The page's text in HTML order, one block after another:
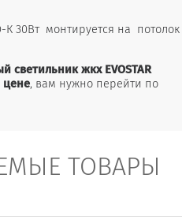
К 30Вт монтируется на потолок
светильник жкх EVOSTAR
, вам нужно перейти по
ТОВАРЫ